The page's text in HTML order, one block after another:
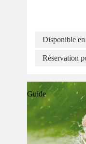
Disponible
Réservation
Guide